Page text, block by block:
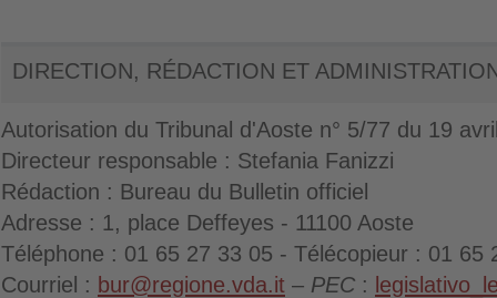
DIRECTION, RÉDACTION ET
Autorisation du Tribunal d'Aoste n° 5/77 du 19
Directeur responsable : Stefania Fanizzi
Rédaction : Bureau du Bulletin officiel
Adresse : 1, place Deffeyes - 11100 Aoste
Téléphone : 01 65 27 33 05 - Télécopieur : 01 65
Courriel : bur@regione.vda.it – PEC :